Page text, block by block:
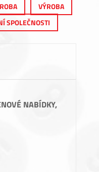
VÝROBA
SPOLEČNOSTI
NABÍDKY,